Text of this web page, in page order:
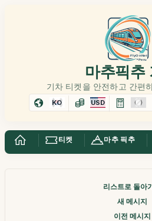
마추픽추
기차 티켓을 안전하고 간편
KO USD
티켓 마추 픽추
리스트로 돌아
새 메시지
이전 메시지